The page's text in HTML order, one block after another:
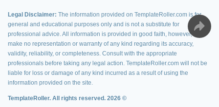
Legal Disclaimer: The information provided on TemplateRoller.com is for
general and educational purposes only and is not a substitute for
professional advice. All information is provided in good faith, however, we
make no representation or warranty of any kind regarding its accuracy,
validity, reliability, or completeness. Consult with the appropriate
professionals before taking any legal action. TemplateRoller.com will not be
liable for loss or damage of any kind incurred as a result of using the
information provided on the site.
TemplateRoller. All rights reserved. 2026 ©